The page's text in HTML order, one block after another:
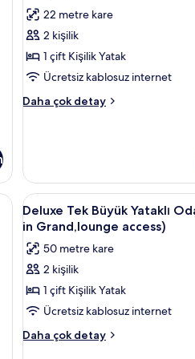
detay
Oda,
Sigara
İçilmez
(East
Building)
için
yorum)
22 metre kare
2 kişilik
1 çift Kişilik Yatak
Ücretsiz kablosuz internet
Daha çok detay
Comfort
Sigara
İçilmez
(East
Building)
hakkında
daha
fazla
detay
İçilmez (Grand in Grand,lounge
Deluxe
Tek
Büyük
Yataklı
Oda,
Sigara
İçilmez
(Grand
6
Deluxe Tek Büyük Yataklı
in Grand,lounge access)
50 metre kare
2 kişilik
1 çift Kişilik Yatak
Ücretsiz kablosuz internet
Daha çok detay
Deluxe